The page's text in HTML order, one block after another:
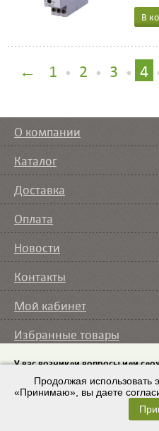
В
← 1 • 2 • 3 • 4
О компании
Каталог
Доставка
Оплата
Новости
Контакты
Мой кабинет
Избранные товары
Вы смотрели
© 2007 – 2026 ИП Кононов
Разработка сайта
У вас возникли вопросы или
Пришлите на emailсписок
свяжемся.
Продолжая использовать
«Принимаю», вы даете